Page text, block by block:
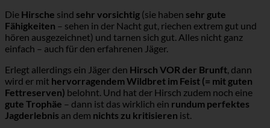
Die Hirsche sind sehr vorsichtig (sie haben sehr gute
Fähigkeiten – sehen in der Nacht gut, riechen extrem gut und
hören ausgezeichnet) und tarnen sich gut. Alles nicht ganz
einfach – auch für den erfahrenen Jäger.
Erlegt allerdings ein Jäger den Hirsch VOR der Brunft, dann
wird er mit hervorragendem Wildbret im Feist (= mit guten
Fettreserven) belohnt. Und hat der Hirsch zudem noch eine
gute Trophäe – dann ist das wirklich ein rundum perfektes
Jagderlebnis an dem nichts zu kritisieren ist.